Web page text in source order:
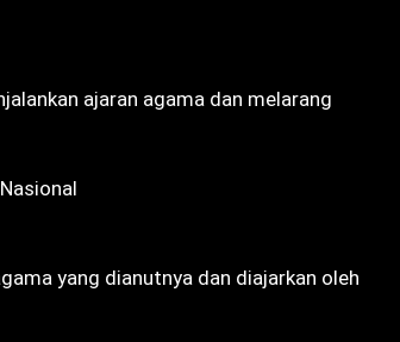
ajaran agama dan melarang
yang dianutnya dan diajarkan oleh